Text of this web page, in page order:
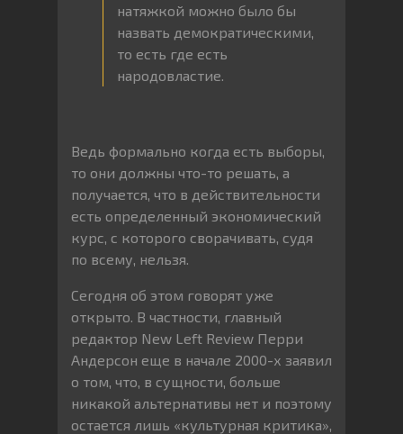
натяжкой можно было бы
назвать демократическими,
то есть где есть
народовластие.
Ведь формально когда есть выборы,
то они должны что-то решать, а
получается, что в действительности
есть определенный экономический
курс, с которого сворачивать, судя
по всему, нельзя.
Сегодня об этом говорят уже
открыто. В частности, главный
редактор New Left Review Перри
Андерсон еще в начале 2000-х заявил
о том, что, в сущности, больше
никакой альтернативы нет и поэтому
остается лишь «культурная критика»,